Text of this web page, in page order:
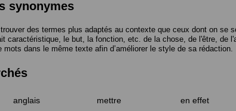
synonymes
des termes plus adaptés au contexte que ceux dont on se
caractéristique, le but, la fonction, etc. de la chose, de l'être, de
mots dans le même texte afin d’améliorer le style de sa rédaction.
anglais mettre en effet